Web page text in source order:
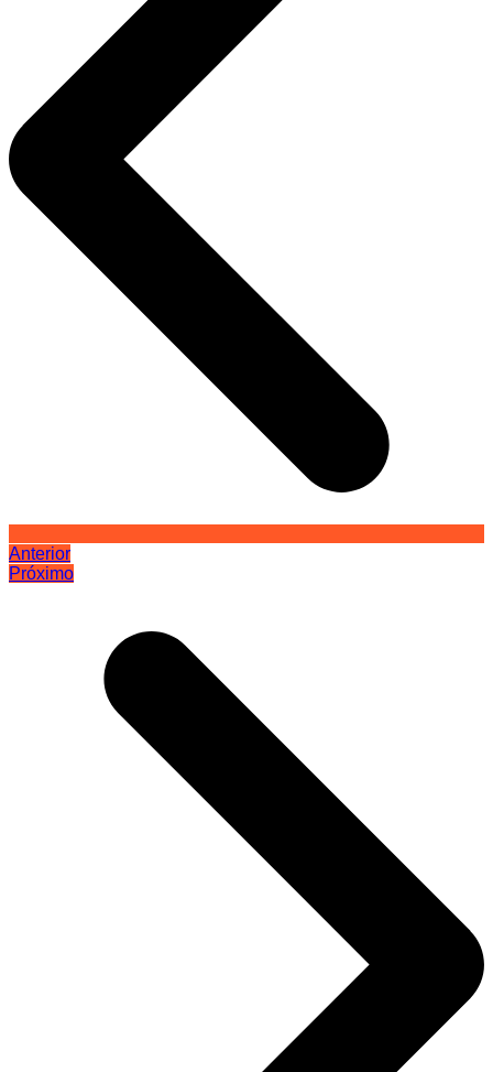
Anterior
Próximo